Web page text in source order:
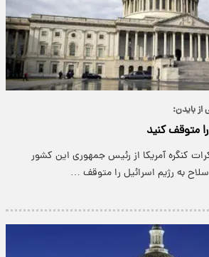
از بایدن:
متوقف کنید
کنگره آمریکا از رئیس جمهوری این کشور
به رژیم اسرائیل را متوقف …